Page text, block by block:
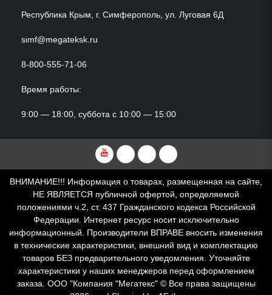
Республика Крым, г. Симферополь, ул. Луговая 6Д
simf@megateksk.ru
8-800-555-71-06
Время работы:
9:00 — 18:00, суббота с 10:00 — 15:00
YouTubeVKvideoRuTubeDzen
ВНИМАНИЕ!!! Информация о товарах, размещенная на сайте,
НЕ ЯВЛЯЕТСЯ публичной офертой, определяемой
положениями ч.2, ст. 437 Гражданского кодекса Российской
Федерации. Интернет ресурс носит исключительно
информационный. Производители ВПРАВЕ вносить изменения
в технические характеристики, внешний вид и комплектацию
товаров БЕЗ предварительного уведомления. Уточняйте
характеристики у наших менеджеров перед оформлением
заказа. ООО "Компания "Мегатекс" © Все права защищены